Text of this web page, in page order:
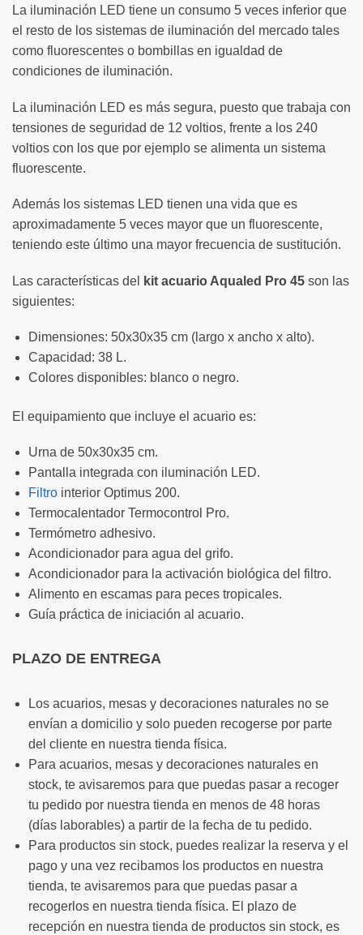
La iluminación LED tiene un consumo 5 veces inferior que
el resto de los sistemas de iluminación del mercado tales
como fluorescentes o bombillas en igualdad de
condiciones de iluminación.
La iluminación LED es más segura, puesto que trabaja con
tensiones de seguridad de 12 voltios, frente a los 240
voltios con los que por ejemplo se alimenta un sistema
fluorescente.
Además los sistemas LED tienen una vida que es
aproximadamente 5 veces mayor que un fluorescente,
teniendo este último una mayor frecuencia de sustitución.
Las características del kit acuario Aqualed Pro 45 son las
siguientes:
Dimensiones: 50x30x35 cm (largo x ancho x alto).
Capacidad: 38 L.
Colores disponibles: blanco o negro.
El equipamiento que incluye el acuario es:
Urna de 50x30x35 cm.
Pantalla integrada con iluminación LED.
Filtro interior Optimus 200.
Termocalentador Termocontrol Pro.
Termómetro adhesivo.
Acondicionador para agua del grifo.
Acondicionador para la activación biológica del filtro.
Alimento en escamas para peces tropicales.
Guía práctica de iniciación al acuario.
PLAZO DE ENTREGA
Los acuarios, mesas y decoraciones naturales no se
envían a domicilio y solo pueden recogerse por parte
del cliente en nuestra tienda física.
Para acuarios, mesas y decoraciones naturales en
stock, te avisaremos para que puedas pasar a recoger
tu pedido por nuestra tienda en menos de 48 horas
(días laborables) a partir de la fecha de tu pedido.
Para productos sin stock, puedes realizar la reserva y el
pago y una vez recibamos los productos en nuestra
tienda, te avisaremos para que puedas pasar a
recogerlos en nuestra tienda física. El plazo de
recepción en nuestra tienda de productos sin stock, es